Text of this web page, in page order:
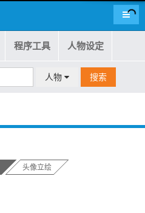
导航
程序工具 人物设定
人物 搜索
头像立绘